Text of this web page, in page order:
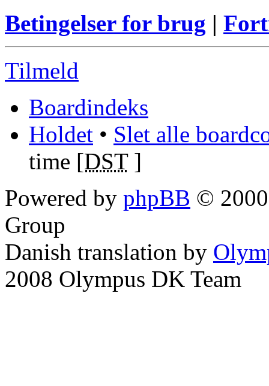
Betingelser for brug |
Tilmeld
Boardindeks
Holdet • Slet alle
time [DST]
Powered by phpBB ©
Group
Danish translation by
2008 Olympus DK Team